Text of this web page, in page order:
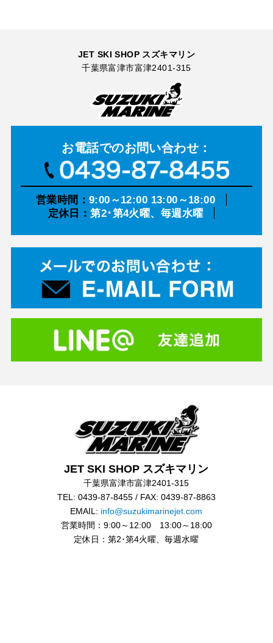
JET SKI SHOP スズキマリン
千葉県富津市富津2401-315
お電話でのお問い合わせ：
営業時間： 9:00～12:00 13:00～18:00
定休日：第2･第4火曜、毎週水曜
JET SKI SHOP スズキマリン
千葉県富津市富津2401-315
TEL: 0439-87-8455 / FAX: 0439-87-8863
EMAIL: info@suzukimarinejet.com
営業時間：9:00～12:00 13:00～18:00
定休日：第2･第4火曜、毎週水曜